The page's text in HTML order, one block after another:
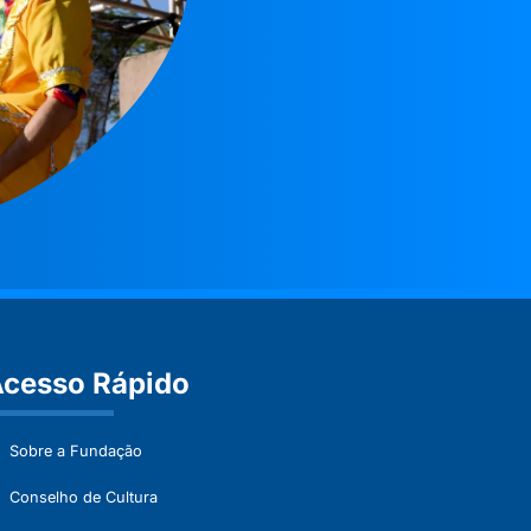
Rápido
Sobre a Fundação
Conselho de Cultura